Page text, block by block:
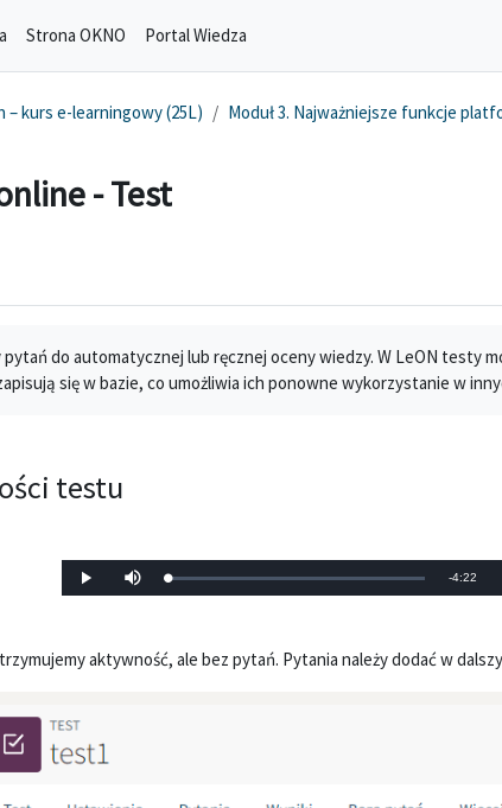
Strona OKNO Portal Wiedza
kurs e-learningowy (25L)
Moduł 3. Najważniejsze funkcje
- Test
do automatycznej lub ręcznej oceny wiedzy. W LeON testy
się w bazie, co umożliwia ich ponowne wykorzystanie w
testu
OdtwórzWyciszZaładowany:
0%
Pozostały
-4:22
aktywność, ale bez pytań. Pytania należy dodać w